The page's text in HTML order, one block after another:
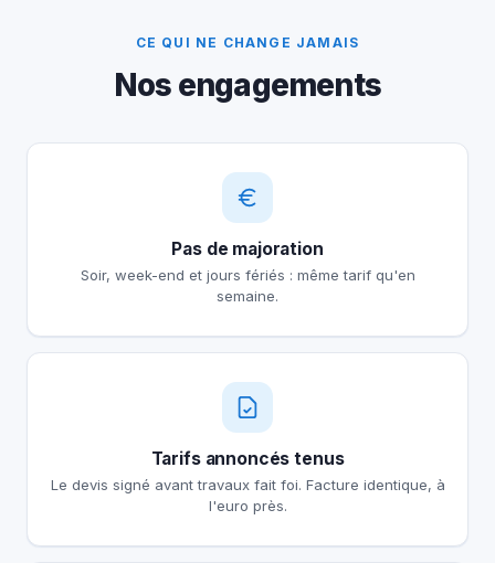
CE QUI NE CHANGE JAMAIS
Nos engagements
Pas de majoration
Soir, week-end et jours fériés : même tarif qu'en
semaine.
Tarifs annoncés tenus
Le devis signé avant travaux fait foi. Facture identique, à
l'euro près.